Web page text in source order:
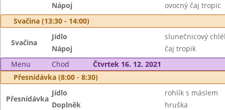
Nápoj
ovocný čaj tropic
Svačina (13:30 - 14:00)
Svačina
Jídlo
slunečnicový
Nápoj
čaj tropik
Menu
Chod
Čtvrtek 16. 12. 2021
Přesnídávka (8:00 - 8:30)
Přesnídávka
Jídlo
rohlík s máslem
Doplněk
hruška